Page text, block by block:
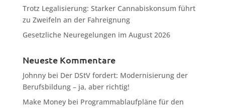
Trotz Legalisierung: Starker Cannabiskonsum führt
zu Zweifeln an der Fahreignung
Gesetzliche Neuregelungen im August 2026
Neueste Kommentare
Johnnybei Der DStV fordert: Modernisierung der
Berufsbildung – ja, aber richtig!
Make Moneybei Programmablaufpläne für den